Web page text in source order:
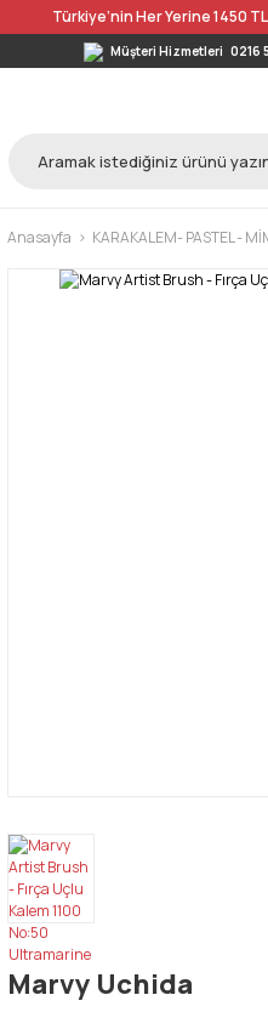
Türkiye’nin Her Yerine 1450
Müşteri Hizmetleri 0216
Anasayfa KARAKALEM- PASTEL -
Marvy Uchida